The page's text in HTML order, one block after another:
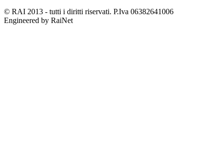
© RAI 2013 - tutti i diritti riservati. P.Iva 06382641006
Engineered by RaiNet